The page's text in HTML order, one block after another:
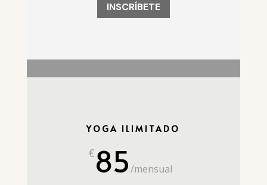
INSCRÍBETE
YOGA ILIMITADO
€85/mensual